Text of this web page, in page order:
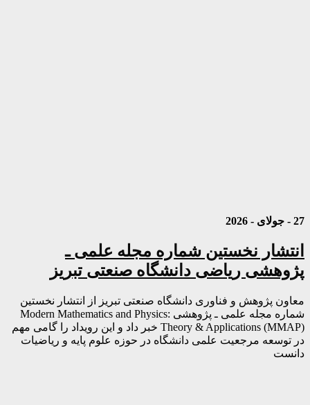
27 - جولای - 2026
انتشار نخستین شماره مجله علمی ـ
پژوهشی ریاضی دانشگاه صنعتی تبریز
معاون پژوهش و فناوری دانشگاه صنعتی تبریز از انتشار نخستین
شماره مجله علمی ـ پژوهشی Modern Mathematics and Physics:
Theory & Applications (MMAP) خبر داد و این رویداد را گامی مهم
در توسعه مرجعیت علمی دانشگاه در حوزه علوم پایه و ریاضیات
دانست